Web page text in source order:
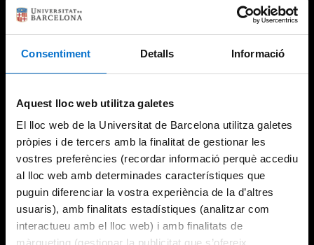
Consentiment Detalls Informació
Aquest lloc web utilitza galetes
El lloc web de la Universitat de Barcelona utilitza galetes
pròpies i de tercers amb la finalitat de gestionar les
vostres preferències (recordar informació perquè accediu
al lloc web amb determinades característiques que
puguin diferenciar la vostra experiència de la d’altres
usuaris), amb finalitats estadístiques (analitzar com
interactueu amb el lloc web) i amb finalitats de
màrqueting (gestionar la publicitat que s’ofereix
Try again